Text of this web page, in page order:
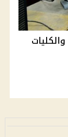
موعد تنسيق المرحلة الثانية 2026 والكليات